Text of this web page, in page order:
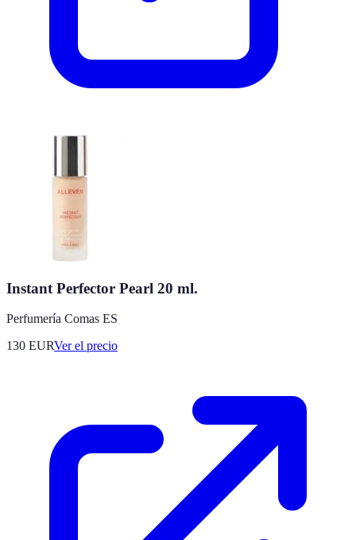
Instant Perfector Pearl 20 ml.
Perfumería Comas ES
130 EURVer el precio